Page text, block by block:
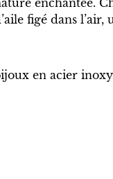
enchantée.
figé dans
en acier